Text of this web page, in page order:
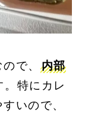
で、 内部
。特にカレ
いので、